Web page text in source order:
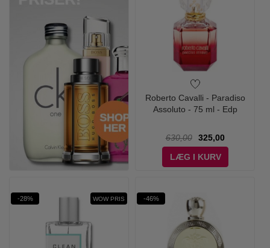
Roberto Cavalli - Paradiso
Assoluto - 75 ml - Edp
630,00
325,00
LÆG I KURV
-28% WOW PRIS -46%